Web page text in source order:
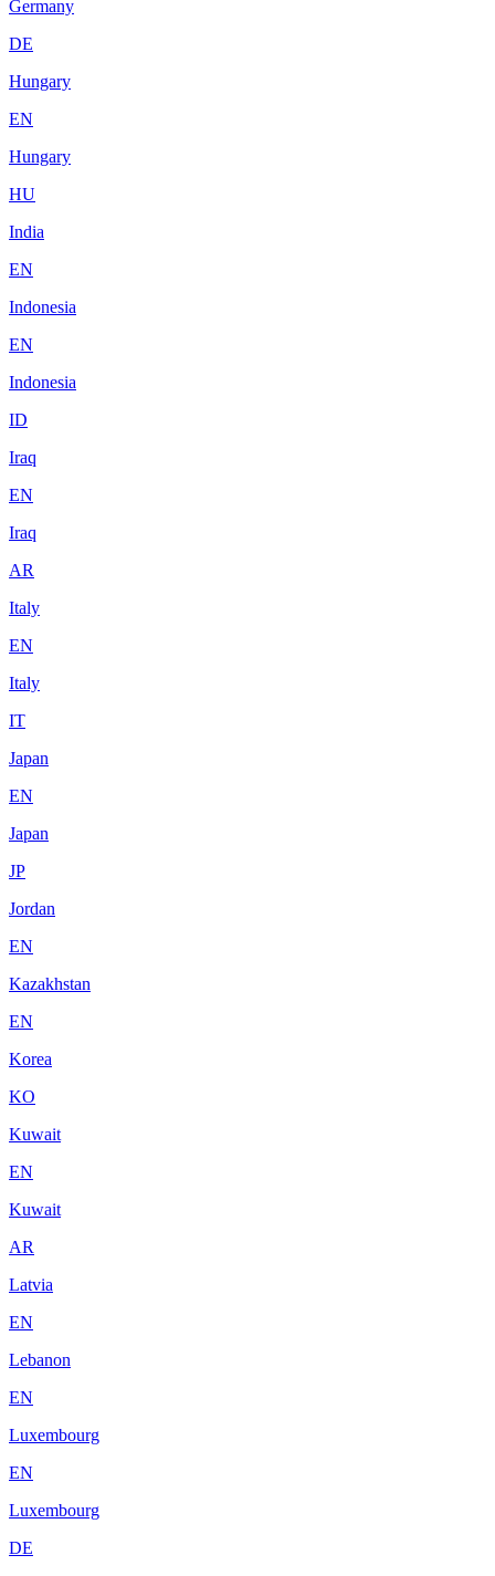
Germany
DE
Hungary
EN
Hungary
HU
India
EN
Indonesia
EN
Indonesia
ID
Iraq
EN
Iraq
AR
Italy
EN
Italy
IT
Japan
EN
Japan
JP
Jordan
EN
Kazakhstan
EN
Korea
KO
Kuwait
EN
Kuwait
AR
Latvia
EN
Lebanon
EN
Luxembourg
EN
Luxembourg
DE